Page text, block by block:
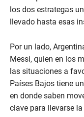
los dos estrategas
llevado hasta esas
Por un lado,
Messi, quien en los
las situaciones a
Países Bajos tiene
en donde saben
clave para llevarse